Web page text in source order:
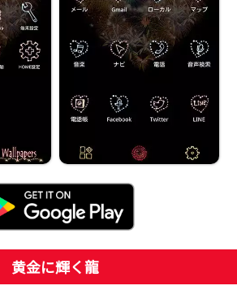
黄金に輝く龍